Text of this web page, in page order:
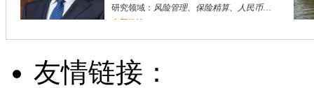
研究领域： 风险管理、保险精算、人民币国际化
张忠杰 兰州市
博导
学校：兰州财经大学
友情链接：